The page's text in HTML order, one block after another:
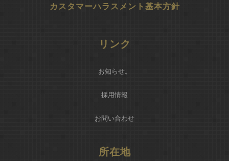
カスタマーハラスメント基本方針
リンク
お知らせ。
採用情報
お問い合わせ
所在地